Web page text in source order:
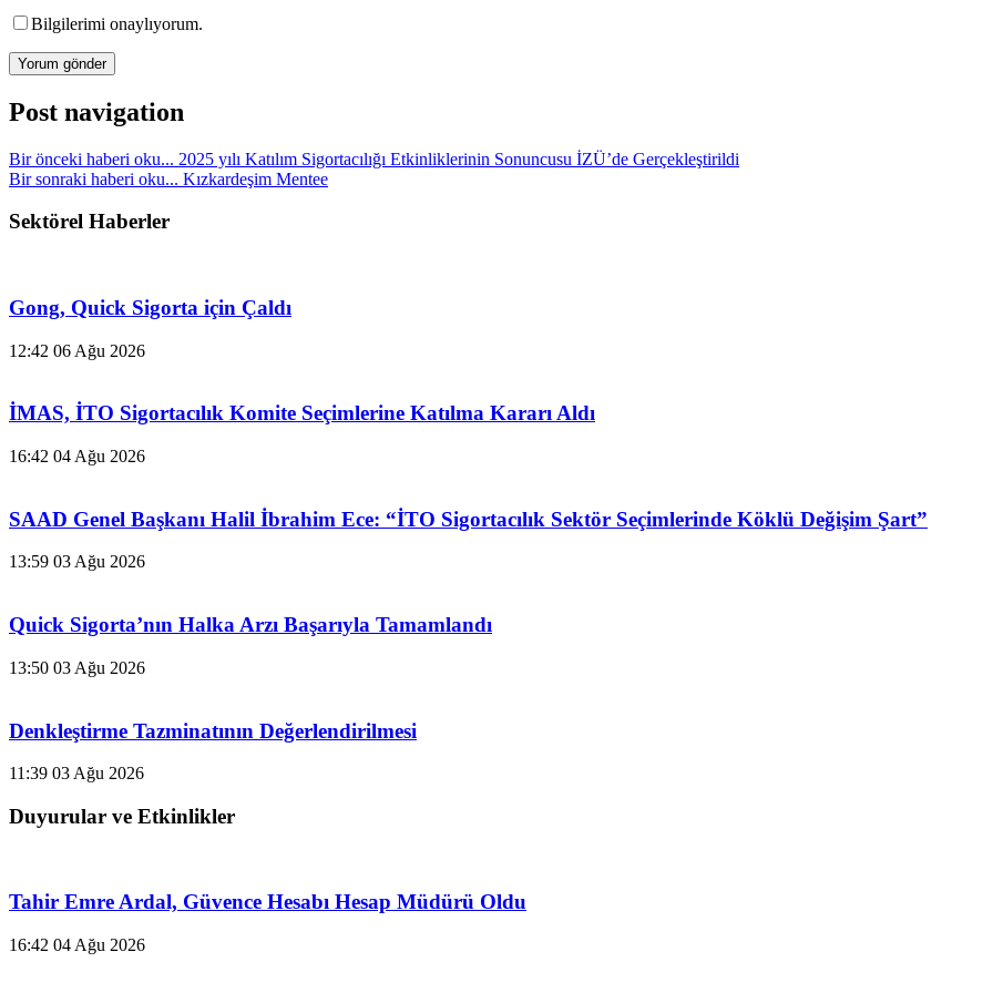
Bilgilerimi onaylıyorum.
Post navigation
Bir önceki haberi oku... 2025 yılı Katılım Sigortacılığı Etkinliklerinin Sonuncusu İZÜ’de Gerçekleştirildi
Bir sonraki haberi oku... Kızkardeşim Mentee
Sektörel Haberler
Gong, Quick Sigorta için Çaldı
12:42 06 Ağu 2026
İMAS, İTO Sigortacılık Komite Seçimlerine Katılma Kararı Aldı
16:42 04 Ağu 2026
SAAD Genel Başkanı Halil İbrahim Ece: “İTO Sigortacılık Sektör Seçimlerinde Köklü Değişim Şart”
13:59 03 Ağu 2026
Quick Sigorta’nın Halka Arzı Başarıyla Tamamlandı
13:50 03 Ağu 2026
Denkleştirme Tazminatının Değerlendirilmesi
11:39 03 Ağu 2026
Duyurular ve Etkinlikler
Tahir Emre Ardal, Güvence Hesabı Hesap Müdürü Oldu
16:42 04 Ağu 2026